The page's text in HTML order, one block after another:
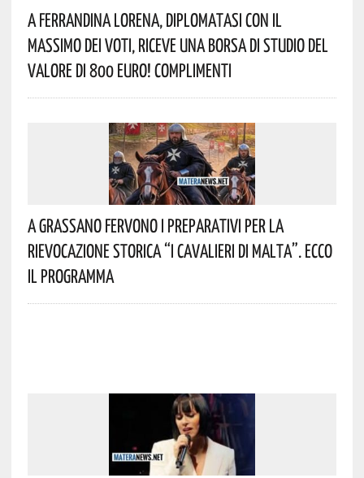
A Ferrandina Lorena, Diplomatasi Con Il
Massimo Dei Voti, Riceve Una Borsa Di Studio Del
Valore Di 800 Euro! Complimenti
A Grassano Fervono I Preparativi Per La
Rievocazione Storica “I CAVALIERI DI MALTA”. Ecco
Il Programma